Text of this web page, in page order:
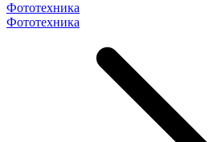
Фототехника
Фототехника